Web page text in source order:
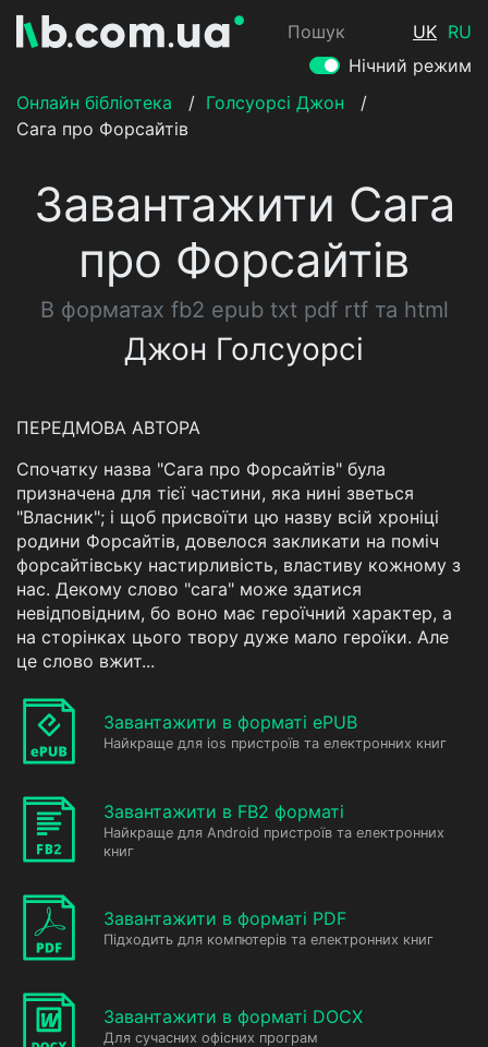
Пошук UK RU
Нічний режим
Онлайн бібліотека
/ Голсуорсі Джон
/
Сага про Форсайтів
Завантажити Сага
про Форсайтів
В форматах fb2 epub txt pdf rtf та html
Джон Голсуорсі
ПЕРЕДМОВА АВТОРА
Спочатку назва "Сага про Форсайтів" була
призначена для тієї частини, яка нині зветься
"Власник"; і щоб присвоїти цю назву всій хроніці
родини Форсайтів, довелося закликати на поміч
форсайтівську настирливість, властиву кожному з
нас. Декому слово "сага" може здатися
невідповідним, бо воно має героїчний характер, а
на сторінках цього твору дуже мало героїки. Але
це слово вжит...
Завантажити в форматі ePUB
Найкраще для ios пристроїв та електронних книг
Завантажити в FB2 форматі
Найкраще для Android пристроїв та електронних
книг
Завантажити в форматі PDF
Підходить для компютерів та електронних книг
Завантажити в форматі DOCX
Для сучасних офісних програм